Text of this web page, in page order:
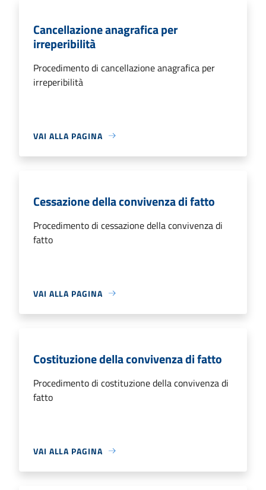
Cancellazione anagrafica per
irreperibilità
Procedimento di cancellazione anagrafica per
irreperibilità
VAI ALLA PAGINA
Cessazione della convivenza di fatto
Procedimento di cessazione della convivenza di
fatto
VAI ALLA PAGINA
Costituzione della convivenza di fatto
Procedimento di costituzione della convivenza di
fatto
VAI ALLA PAGINA